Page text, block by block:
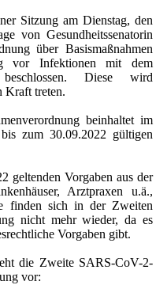
Sitzung am Dienstag, den
von Gesundheitssenatorin
über Basismaßnahmen
vor Infektionen mit dem
Diese wird
Kraft treten.
beinhaltet im
zum 30.09.2022 gültigen
geltenden Vorgaben aus der
Arztpraxen u.ä.,
finden sich in der Zweiten
nicht mehr wieder, da es
Vorgaben gibt.
die Zweite SARS-CoV-2-
vor: